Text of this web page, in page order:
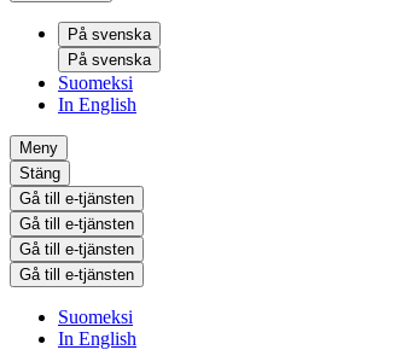
På svenska
På svenska
Suomeksi
In English
Meny
Stäng
Gå till e-tjänsten
Gå till e-tjänsten
Gå till e-tjänsten
Gå till e-tjänsten
Suomeksi
In English